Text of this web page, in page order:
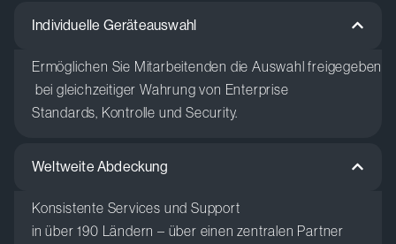
Individuelle Geräteauswahl
Ermöglichen Sie Mitarbeitenden dieAuswahl freigegebener
bei gleichzeitiger Wahrung von Enterprise
Standards, Kontrolle und Security.
Weltweite Abdeckung
Konsistente Services und Support
inüber 190 Ländern – über einen zentralen Partner